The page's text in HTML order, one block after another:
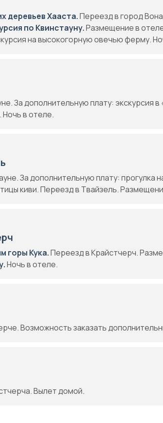
деревьев Хааста.Переезд в город
по Квинстауну.Размещение в
на высокогорную овечью ферму.
За дополнительную плату: экскурсия
в отеле.
За дополнительную плату: прогулка
киви. Переезд в Твайзель.
горы Кука.Переезд в Крайстчерч.
Ночь в отеле.
Возможность заказать
Вылет домой.